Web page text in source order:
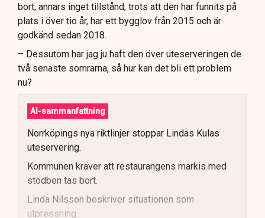
bort, annars inget tillstånd, trots att den har funnits på
plats i över tio år, har ett bygglov från 2015 och är
godkänd sedan 2018.
– Dessutom har jag ju haft den över uteserveringen de
två senaste somrarna, så hur kan det bli ett problem
nu?
AI-sammanfattning
Norrköpings nya riktlinjer stoppar Lindas Kulas
uteservering.
Kommunen kräver att restaurangens markis med
stödben tas bort.
Linda Nilsson beskriver situationen som
utpressning.